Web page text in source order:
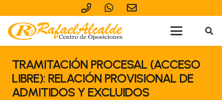
TRAMITACIÓN PROCESAL (ACCESO
LIBRE): RELACIÓN PROVISIONAL DE
ADMITIDOS Y EXCLUIDOS